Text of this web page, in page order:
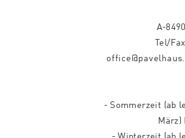
A-
Tel/
- Sommerzeit (ab
März)